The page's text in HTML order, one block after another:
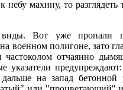
махину, то
Вот уже пропали
военном полигоне, зато
частоколом отчаянно
указатели
на запад бетонной